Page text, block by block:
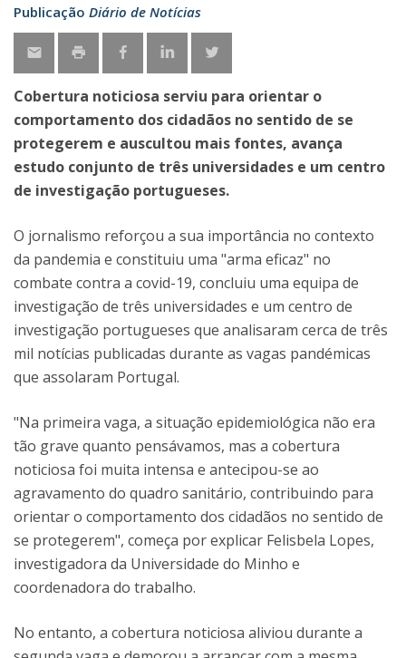
Publicação Diário de Notícias
Cobertura noticiosa serviu para orientar o
comportamento dos cidadãos no sentido de se
protegerem e auscultou mais fontes, avança
estudo conjunto de três universidades e um centro
de investigação portugueses.
O jornalismo reforçou a sua importância no contexto
da pandemia e constituiu uma "arma eficaz" no
combate contra a covid-19, concluiu uma equipa de
investigação de três universidades e um centro de
investigação portugueses que analisaram cerca de três
mil notícias publicadas durante as vagas pandémicas
que assolaram Portugal.
"Na primeira vaga, a situação epidemiológica não era
tão grave quanto pensávamos, mas a cobertura
noticiosa foi muita intensa e antecipou-se ao
agravamento do quadro sanitário, contribuindo para
orientar o comportamento dos cidadãos no sentido de
se protegerem", começa por explicar Felisbela Lopes,
investigadora da Universidade do Minho e
coordenadora do trabalho.
No entanto, a cobertura noticiosa aliviou durante a